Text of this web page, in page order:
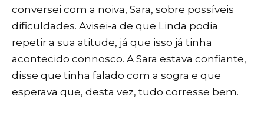
conversei com a noiva, Sara, sobre possíveis
dificuldades. Avisei-a de que Linda podia
repetir a sua atitude, já que isso já tinha
acontecido connosco. A Sara estava confiante,
disse que tinha falado com a sogra e que
esperava que, desta vez, tudo corresse bem.